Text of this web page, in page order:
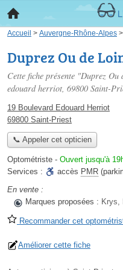
Accueil > Auvergne-Rhône-Alpes >
Duprez Ou de
Cette fiche présente "Duprez
edouard herriot, 69800 Saint-
19 Boulevard Edouard Herriot
69800 Saint-Priest
📞 Appeler cet opticien
Optométriste - Ouvert jusqu'à
Services :
accès PMR
En vente :
Marques proposées : Krys,
Recommander cet
Améliorer cette fiche